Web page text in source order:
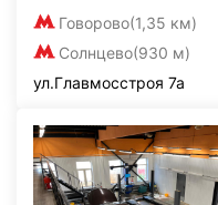
Говорово(1,35 км)
Солнцево(930 м)
ул.Главмосстроя 7а